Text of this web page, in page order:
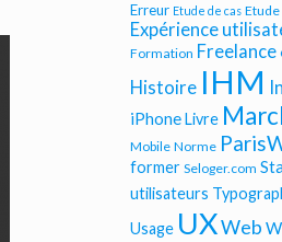
Erreur Etude de cas
Expérience
Formation Freelance
Histoire IHM
iPhoneLivre
Mobile Norme
former Seloger.com
utilisateurs
Usage UXWeb